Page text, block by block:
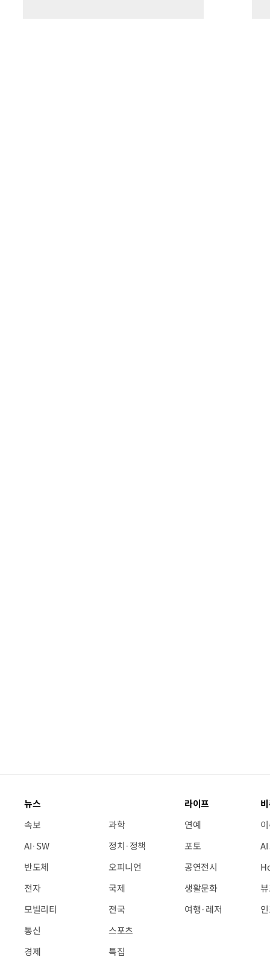
뉴스
속보
AI·SW
반도체
전자
모빌리티
통신
경제
과학
정치·정책
오피니언
국제
전국
스포츠
특집
라이프
연예
포토
공연전시
생활문화
여행·레저